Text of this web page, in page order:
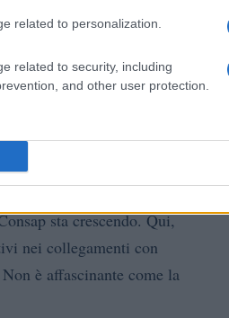
related to personalization.
related to security, including
and other user protection.
Anche
un primo acquisto.
A Torino, i quartieri
loro prezzi competitivi,
i giovani si
sta crescendo. Qui,
nei collegamenti con
è affascinante come la